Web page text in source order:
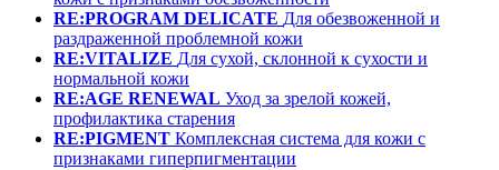
RE:PROGRAM DELICATE Для обезвоженной и
раздраженной проблемной кожи
RE:VITALIZE Для сухой, склонной к сухости и
нормальной кожи
RE:AGE RENEWAL Уход за зрелой кожей,
профилактика старения
RE:PIGMENT Комплексная система для кожи с
признаками гиперпигментации